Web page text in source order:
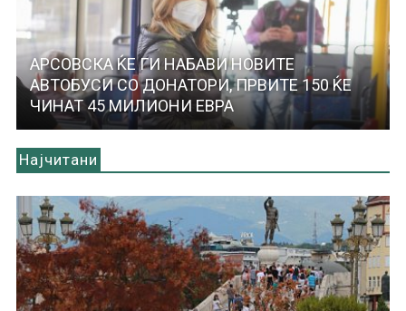
АРСОВСКА ЌЕ ГИ НАБАВИ НОВИТЕ
АВТОБУСИ СО ДОНАТОРИ, ПРВИТЕ 150 ЌЕ
ЧИНАТ 45 МИЛИОНИ ЕВРА
Најчитани